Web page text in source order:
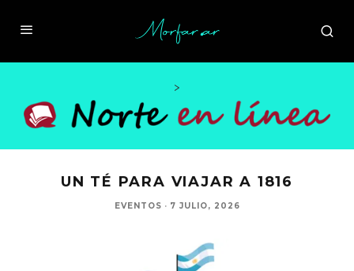
>
UN TÉ PARA VIAJAR A 1816
EVENTOS · 7 JULIO, 2026